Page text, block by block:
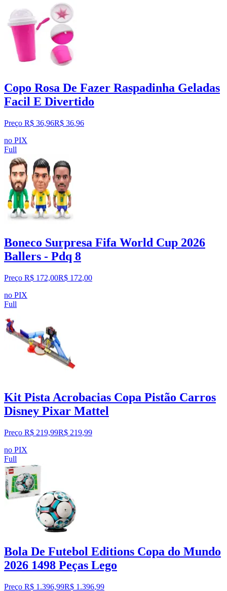
Copo Rosa De Fazer Raspadinha Geladas
Facil E Divertido
Preço R$ 36,96R$ 36,96
no PIX
Full
Boneco Surpresa Fifa World Cup 2026
Ballers - Pdq 8
Preço R$ 172,00R$ 172,00
no PIX
Full
Kit Pista Acrobacias Copa Pistão Carros
Disney Pixar Mattel
Preço R$ 219,99R$ 219,99
no PIX
Full
Bola De Futebol Editions Copa do Mundo
2026 1498 Peças Lego
Preço R$ 1.396,99R$ 1.396,99